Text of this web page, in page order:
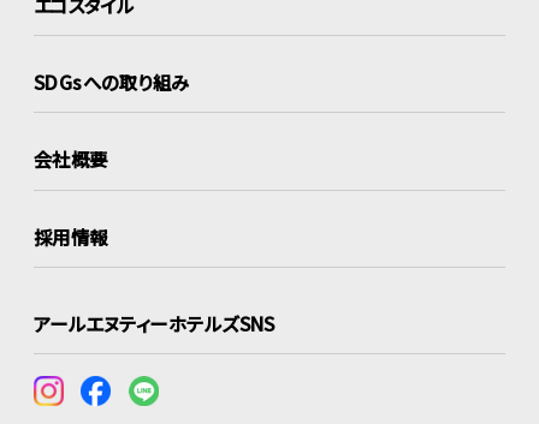
SDGsへの取り組み
会社概要
採用情報
アールエヌティーホテルズSNS